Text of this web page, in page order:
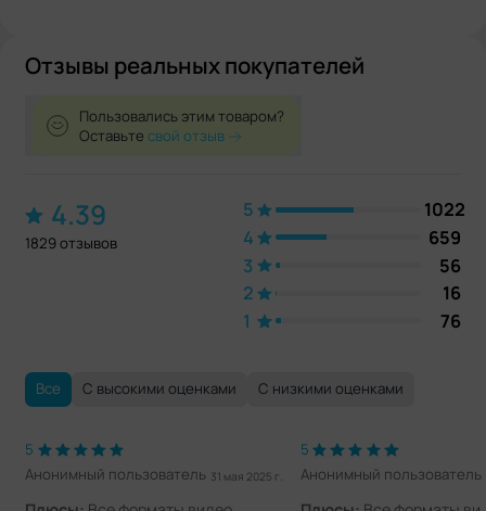
Отзывы реальных покупателей
Пользовались этим товаром?
Оставьтесвой отзыв
4.39
1829 отзывов
5
1022
4
659
3
56
2
16
1
76
Все С высокими оценками С низкими оценками
5
Анонимный пользователь 31 мая 2025 г.
5
Анонимный пользователь